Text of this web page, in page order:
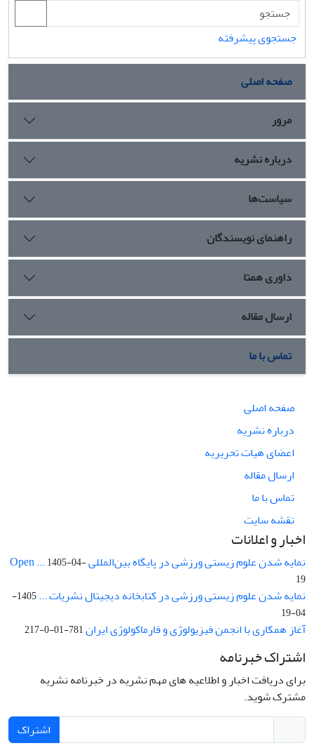
جستجوی پیشرفته
صفحه اصلی
مرور
درباره نشریه
سیاست‌ها
راهنمای نویسندگان
داوری همتا
ارسال مقاله
تماس با ما
صفحه اصلی
درباره نشریه
اعضای هیات تحریریه
ارسال مقاله
تماس با ما
نقشه سایت
اخبار و اعلانات
نمایه شدن علوم زیستی ورزشی در پایگاه بین‌المللی Open ...1405-04-
19
نمایه شدن علوم زیستی ورزشی در کتابخانه دیجیتال نشریات ...
1405-
04-19
آغاز همکاری با انجمن فیزیولوژی و فارماکولوژی ایران781-01-0-217
اشتراک خبرنامه
برای دریافت اخبار و اطلاعیه های مهم نشریه در خبرنامه نشریه
مشترک شوید.
اشتراک